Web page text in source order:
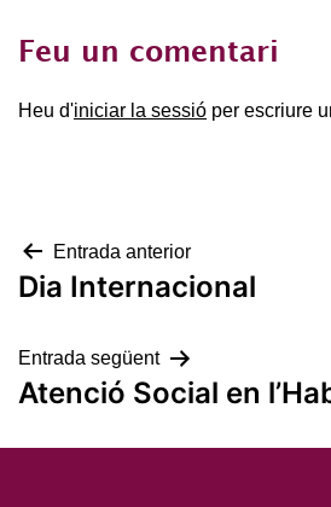
Feu un comentari
Heu d'iniciar la sessió per escriure
Navegació
Entrada anterior
Dia Internacional
Entrada següent
Atenció Social en